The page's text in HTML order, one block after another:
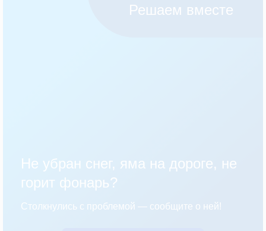
Решаем вместе
Не убран снег, яма на дороге, не
горит фонарь?
Столкнулись с проблемой — сообщите о ней!